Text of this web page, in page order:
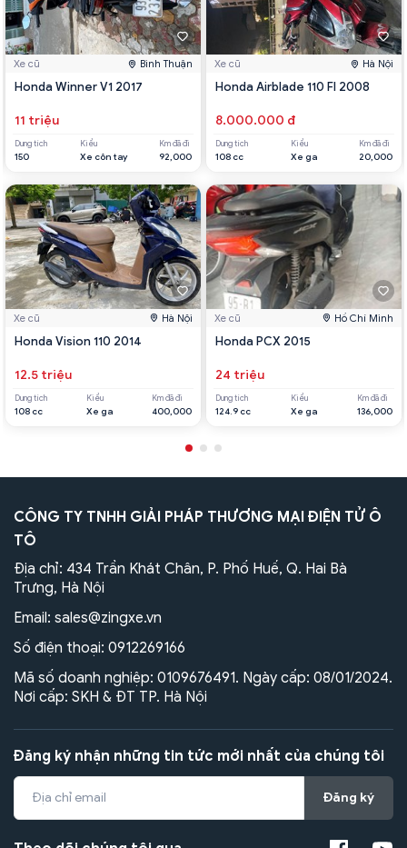
Xe cũ Bình Thuận
Honda Winner V1 2017
11 triệu
Dung tích
150
Kiểu
Xe côn tay
Km đã đi
92,000
Xe cũ Hà Nội
Honda Vision 110 2014
12.5 triệu
Dung tích
108 cc
Kiểu
Xe ga
Km đã đi
400,000
Xe cũ Hà Nội
Honda Airblade 110 FI 2008
8.000.000 đ
Dung tích
108 cc
Kiểu
Xe ga
Km đã đi
20,000
Xe cũ Hồ Chí Minh
Honda PCX 2015
24 triệu
Dung tích
124.9 cc
Kiểu
Xe ga
Km đã đi
136,000
CÔNG TY TNHH GIẢI PHÁP THƯƠNG MẠI ĐIỆN TỬ Ô
TÔ
Địa chỉ: 434 Trần Khát Chân, P. Phố Huế, Q. Hai Bà
Trưng, Hà Nội
Email: sales@zingxe.vn
Số điện thoại: 0912269166
Mã số doanh nghiệp: 0109676491. Ngày cấp: 08/01/2024.
Nơi cấp: SKH & ĐT TP. Hà Nội
Đăng ký nhận những tin tức mới nhất của chúng tôi
Đăng ký